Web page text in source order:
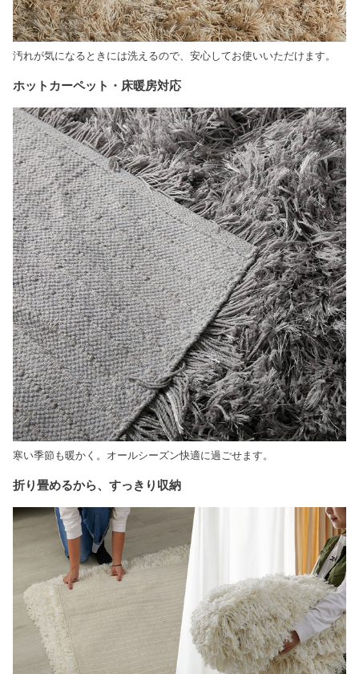
汚れが気になるときには洗えるので、安心してお使いいただけます。
ホットカーペット・床暖房対応
寒い季節も暖かく。オールシーズン快適に過ごせます。
折り畳めるから、すっきり収納